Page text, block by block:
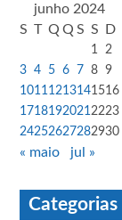
junho 2024
S T Q Q S S D
1
2
3 4 5 6 7 8 9
1011 1213141516
1718192021 2223
24252627282930
« maio jul »
Categorias